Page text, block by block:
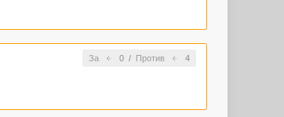
За 0/ Против 4